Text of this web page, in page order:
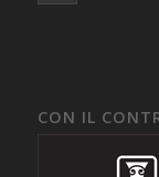
CON IL